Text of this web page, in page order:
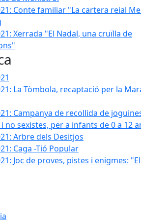
Conte familiar "La cartera reial
Xerrada "El Nadal, una cruïlla de
La Tòmbola, recaptació per la
Campanya de recollida de
i no sexistes, per a infants de 0 a 12
Arbre dels Desitjos
Caga -Tió Popular
Joc de proves, pistes i enigmes: "El